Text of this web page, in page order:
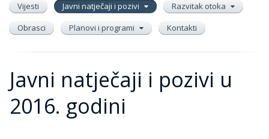
Vijesti Javni natječaji i pozivi
Razvitak otoka
Obrasci
Planovi i programi Kontakti
Javni natječaji i pozivi u
2016. godini